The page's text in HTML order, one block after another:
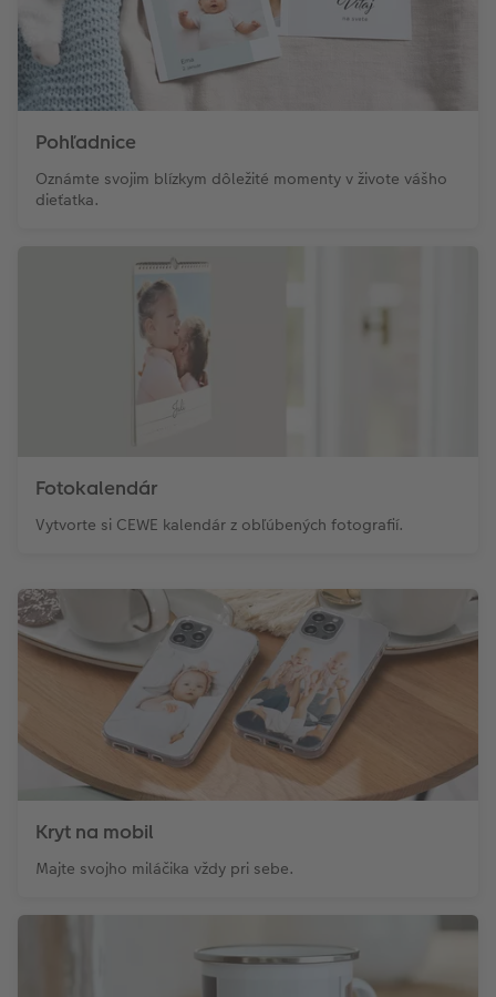
Pohľadnice
Oznámte svojim blízkym dôležité momenty v živote vášho
dieťatka.
Fotokalendár
Vytvorte si CEWE kalendár z obľúbených fotografií.
Kryt na mobil
Majte svojho miláčika vždy pri sebe.